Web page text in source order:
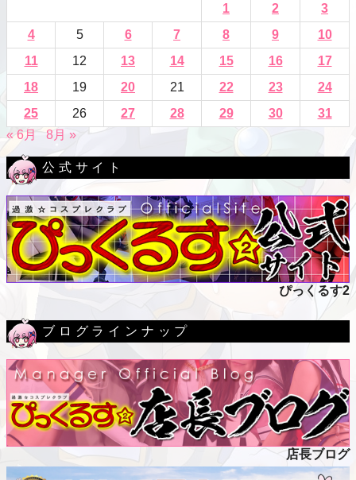
1
2
3
4
5 6 7 8 9
10
11
12 13 14 15 16
17
18
19 20 21 22 23
24
25
26 27 28 29 30
31
« 6月
8月 »
公式サイト
ぴっくるす2
ブログラインナップ
店長ブログ